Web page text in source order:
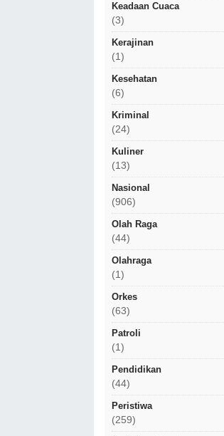
Keadaan Cuaca
(3)
Kerajinan
(1)
Kesehatan
(6)
Kriminal
(24)
Kuliner
(13)
Nasional
(906)
Olah Raga
(44)
Olahraga
(1)
Orkes
(63)
Patroli
(1)
Pendidikan
(44)
Peristiwa
(259)